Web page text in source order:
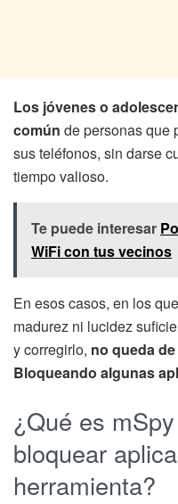
Los jóvenes o
común de personas que
sus teléfonos, sin darse
tiempo valioso.
Te puede interesar
WiFi con tus vecinos
En esos casos, en los
madurez ni lucidez
y corregirlo, no queda
Bloqueando algunas
¿Qué es
bloquear
herramienta?